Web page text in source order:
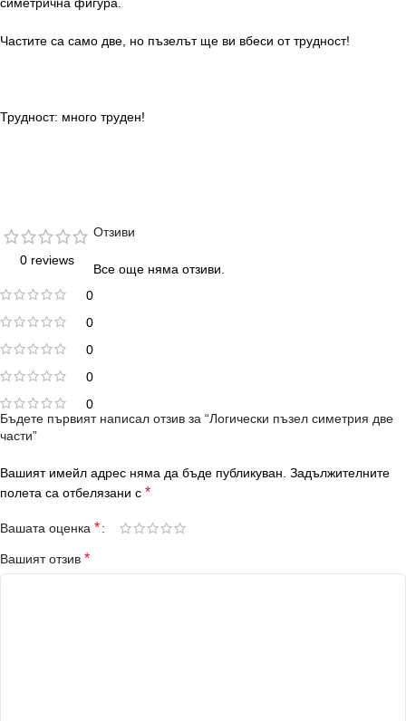
Частите са само две, но пъзелът ще ви вбеси от трудност!
Трудност: много труден!
0 reviews
0
0
0
0
0
Отзиви
Все още няма отзиви.
Бъдете първият написал отзив за “Логически пъзел симетрия две
части”
Вашият имейл адрес няма да бъде публикуван. Задължителните
полета са отбелязани с *
Вашата оценка *
Вашият отзив *